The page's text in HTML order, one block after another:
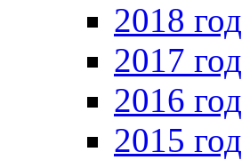
2018 год
2017 год
2016 год
2015 год